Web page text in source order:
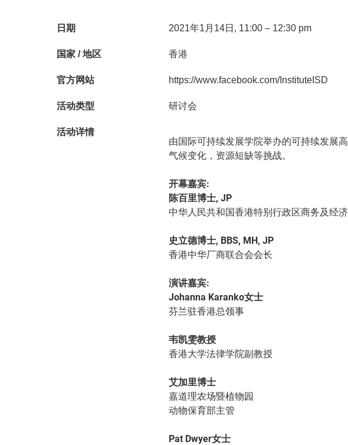
日期 2021年1月14日, 11:00 – 12:30 pm
国家 / 地区 香港
官方网站 https://www.facebook.com/InstituteISD
活动类型 研讨会
活动详情
由国际可持续发展学院举办的可持续发展
气候变化，资源短缺等挑战。
开幕嘉宾:
陈百里博士, JP
中华人民共和国香港特别行政区商务及经
史立德博士, BBS, MH, JP
香港中华厂商联合会会长
演讲嘉宾:
Johanna Karanko女士
芬兰驻香港总领事
韦凯雯教授
香港大学法律学院副教授
艾加里博士
嘉道理农场暨植物园
动物保育部主管
Pat Dwyer女士